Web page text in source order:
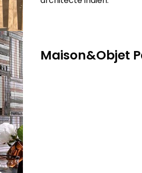
Maison&Objet